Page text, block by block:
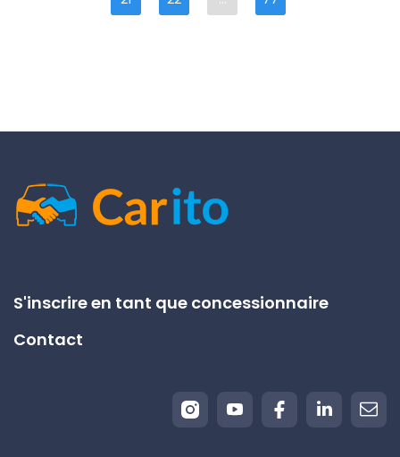
S'inscrire en tant que concessionnaire
Contact